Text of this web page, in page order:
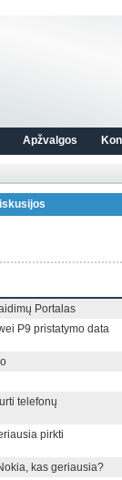
Apžvalgos
Portalas
P9 pristatymo data
telefonų
pirkti
kas geriausia?